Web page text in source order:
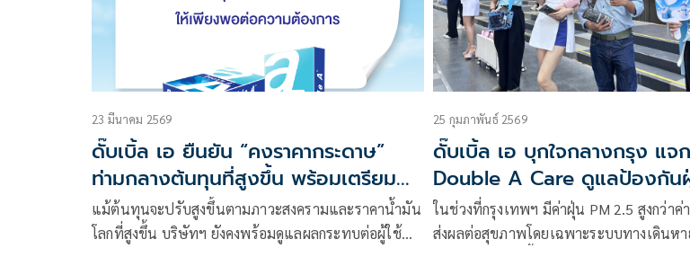
23 มีนาคม 2569
ดั๊บเบิ้ล เอ ยืนยัน “คงราคากระดาษ”
ท่ามกลางต้นทุนที่สูงขึ้น พร้อมเตรียม
สินค้าให้เพียงพอต่อความต้องการใช้งาน
แม้ต้นทุนจะปรับสูงขึ้นตามภาวะสงครามและราคาน้ำมัน
โลกที่สูงขึ้น บริษัทฯ ยังคงพร้อมดูแลผลกระทบต่อผู้ใช้
25 กุมภาพันธ์ 2569
ดั๊บเบิ้ล เอ บุกใจกลางกรุง แจ
Double A Care ดูแลป้องกัน
PM2.5
ในช่วงที่กรุงเทพฯ มีค่าฝุ่น PM 2.5 สูงกว่าค่
ส่งผลต่อสุขภาพโดยเฉพาะระบบทางเดินหา